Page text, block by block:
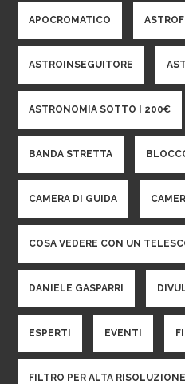
APOCROMATICO
ASTROINSEGUITORE
ASTRONOMIA SOTTO I 200€
BANDA STRETTA
CAMERA DI GUIDA
COSA VEDERE CON UN
DANIELE GASPARRI
ESPERTI EVENTI
FILTRO PER ALTA RISOLUZIONE